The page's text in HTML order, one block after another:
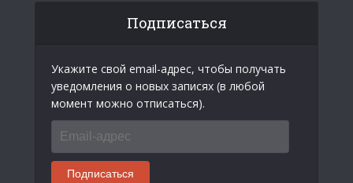
Подписаться
Укажите свой email-адрес, чтобы получать
уведомления о новых записях (в любой
момент можно отписаться).
Email-
адрес
Подписаться